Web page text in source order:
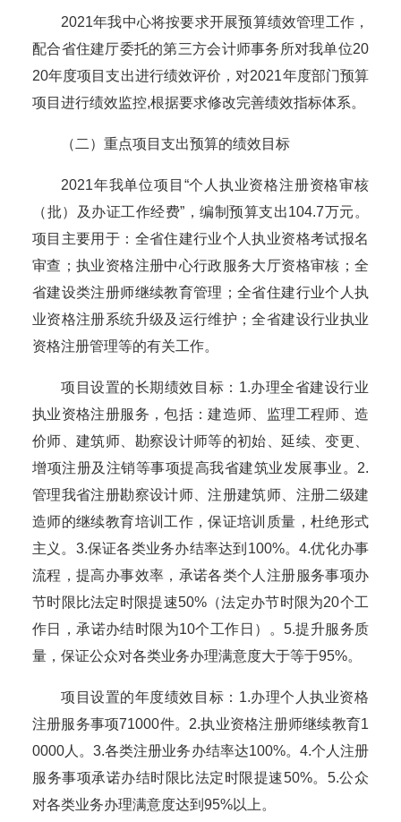
2021年我中心将按要求开展预算绩效管理工作，
配合省住建厅委托的第三方会计师事务所对我单位20
20年度项目支出进行绩效评价，对2021年度部门预算
项目进行绩效监控,根据要求修改完善绩效指标体系。
（二） 重点项目 支出预算的绩效目标
2021年我单位项目“个人执业资格注册资格审核
（批）及办证工作经费”，编制预算支出104.7万元。
项目主要用于：全省住建行业个人执业资格考试报名
审查；执业资格注册中心行政服务大厅资格审核；全
省建设类注册师继续教育管理；全省住建行业个人执
业资格注册系统升级及运行维护；全省建设行业执业
资格注册管理等的有关工作。
项目设置的长期绩效目标： 1.办理全省建设行业
执业资格注册服务，包括：建造师、监理工程师、造
价师、建筑师、勘察设计师等的初始、延续、变更、
增项注册及注销等事项提高我省建筑业发展事业。2.
管理我省注册勘察设计师、注册建筑师、注册二级建
造师的继续教育培训工作，保证培训质量，杜绝形式
主义。3.保证各类业务办结率达到100%。4.优化办事
流程，提高办事效率，承诺各类个人注册服务事项办
节时限比法定时限提速50%（法定办节时限为20个工
作日，承诺办结时限为10个工作日）。5.提升服务质
量，保证公众对各类业务办理满意度大于等于95%。
项目设置的年度绩效目标： 1.办理个人执业资格
注册服务事项71000件。2.执业资格注册师继续教育1
0000人。3.各类注册业务办结率达100%。4.个人注册
服务事项承诺办结时限比法定时限提速50%。5.公众
对各类业务办理满意度达到95%以上。